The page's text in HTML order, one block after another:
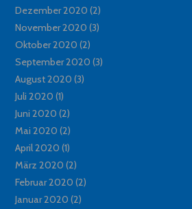
Dezember 2020 (2)
November 2020 (3)
Oktober 2020 (2)
September 2020 (3)
August 2020 (3)
Juli 2020 (1)
Juni 2020 (2)
Mai 2020 (2)
April 2020 (1)
März 2020 (2)
Februar 2020 (2)
Januar 2020 (2)